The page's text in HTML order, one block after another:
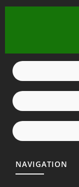
NAVIGATION